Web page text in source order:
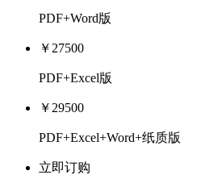
PDF+Word版
￥27500
PDF+Excel版
￥29500
PDF+Excel+Word+纸质版
立即订购